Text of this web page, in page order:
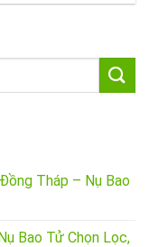
Tháp – Nụ Bao
Bao Tử Chọn Lọc,